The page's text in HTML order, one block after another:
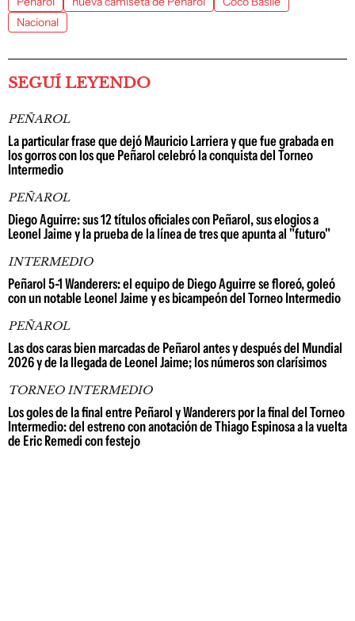
Nacional
SEGUÍ LEYENDO
PEÑAROL
La particular frase que dejó Mauricio Larriera y que fue grabada en
los gorros con los que Peñarol celebró la conquista del Torneo
Intermedio
PEÑAROL
Diego Aguirre: sus 12 títulos oficiales con Peñarol, sus elogios a
Leonel Jaime y la prueba de la línea de tres que apunta al "futuro"
INTERMEDIO
Peñarol 5-1 Wanderers: el equipo de Diego Aguirre se floreó, goleó
con un notable Leonel Jaime y es bicampeón del Torneo Intermedio
PEÑAROL
Las dos caras bien marcadas de Peñarol antes y después del Mundial
2026 y de la llegada de Leonel Jaime; los números son clarísimos
TORNEO INTERMEDIO
Los goles de la final entre Peñarol y Wanderers por la final del Torneo
Intermedio: del estreno con anotación de Thiago Espinosa a la vuelta
de Eric Remedi con festejo